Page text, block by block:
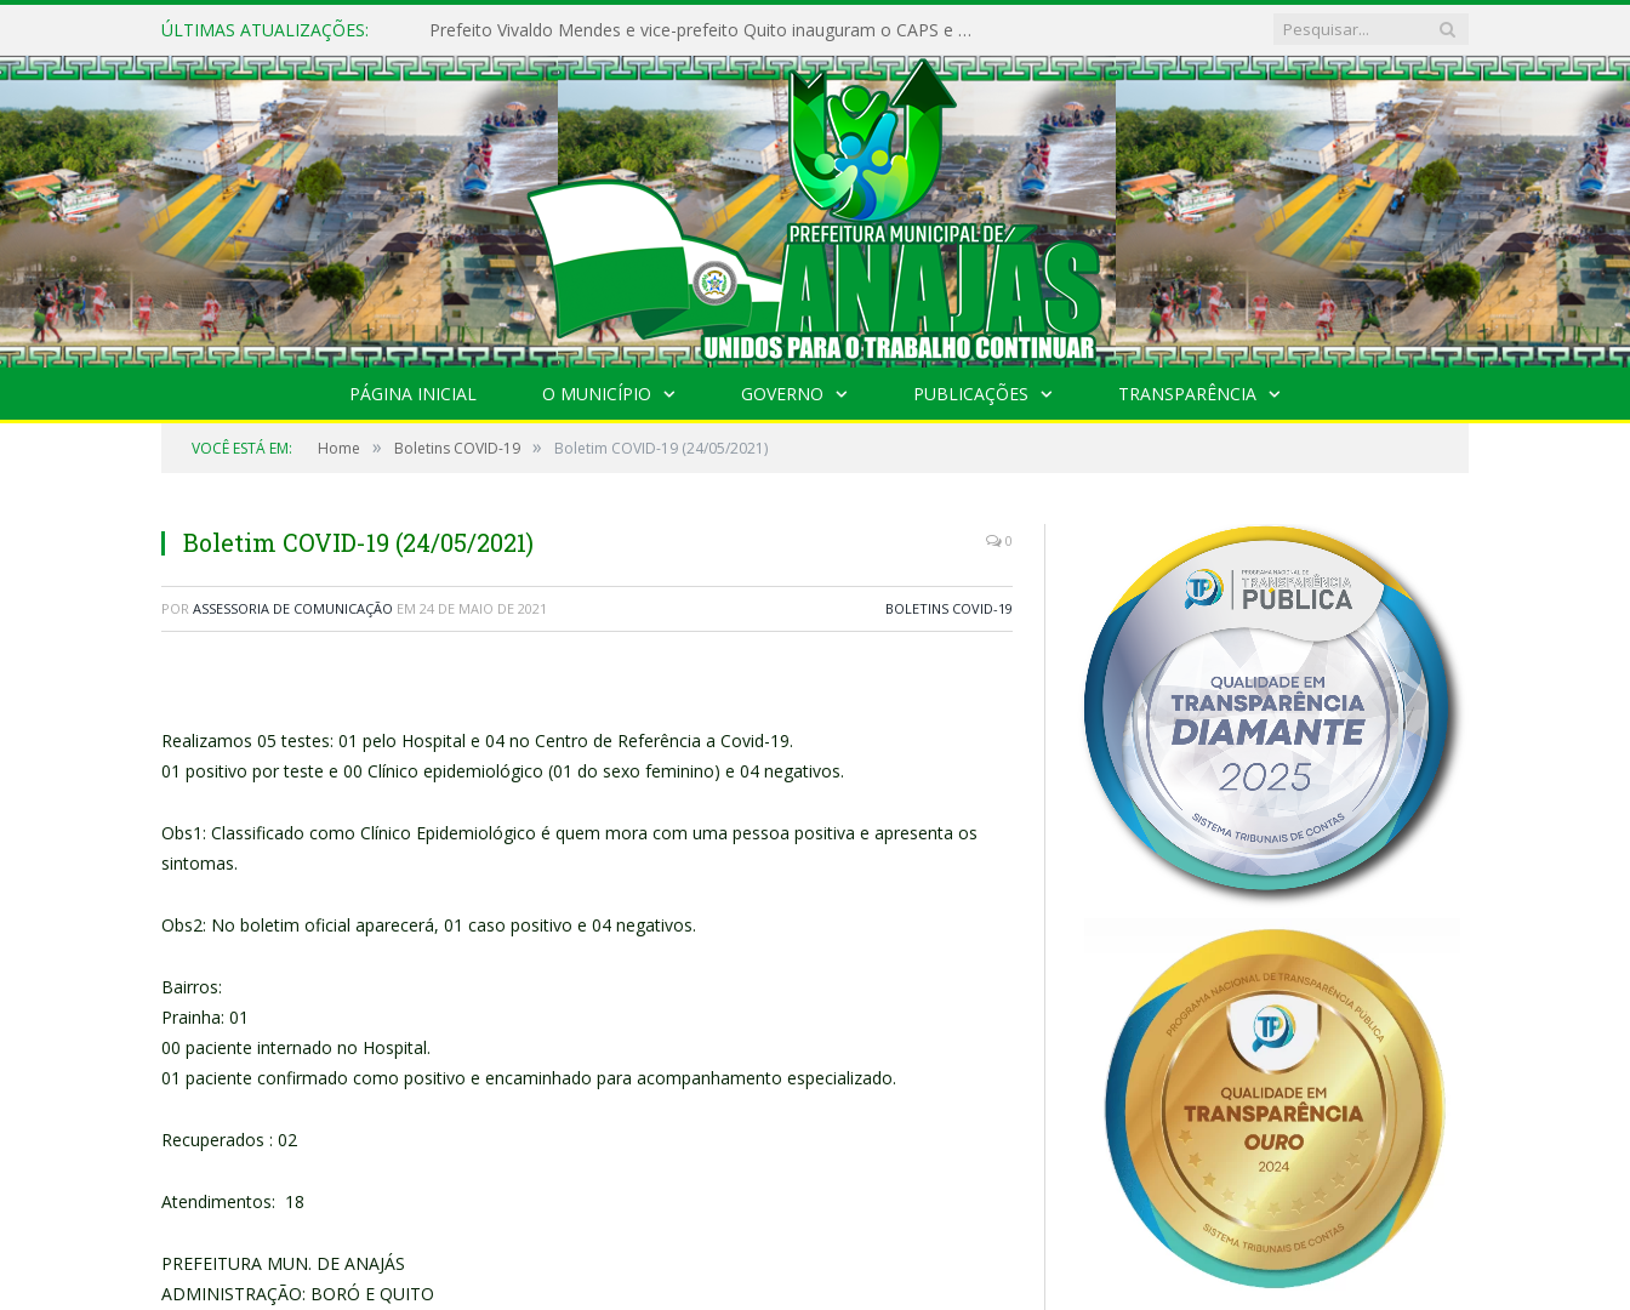
ÚLTIMAS ATUALIZAÇÕES: Prefeito Vivaldo Mendes e vice-prefeito Quito inauguram o CAPS e fortalecem a saúde pública em Anajás.
PÁGINA INICIAL O MUNICÍPIO GOVERNO PUBLICAÇÕES TRANSPARÊNCIA
VOCÊ ESTÁ EM: Home » Boletins COVID-19 » Boletim COVID-19 (24/05/2021)
Boletim COVID-19 (24/05/2021) 0
POR ASSESSORIA DE COMUNICAÇÃO EM 24 DE MAIO DE 2021 BOLETINS COVID-19
Realizamos 05 testes: 01 pelo Hospital e 04 no Centro de Referência a Covid-19.
01 positivo por teste e 00 Clínico epidemiológico (01 do sexo feminino) e 04 negativos.
Obs1: Classificado como Clínico Epidemiológico é quem mora com uma pessoa positiva e apresenta os
sintomas.
Obs2: No boletim oficial aparecerá, 01 caso positivo e 04 negativos.
Bairros:
Prainha: 01
00 paciente internado no Hospital.
01 paciente confirmado como positivo e encaminhado para acompanhamento especializado.
Recuperados : 02
Atendimentos: 18
PREFEITURA MUN. DE ANAJÁS
ADMINISTRAÇÃO: BORÓ E QUITO